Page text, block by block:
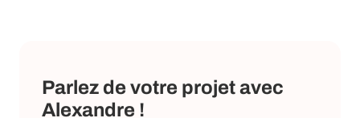
Parlez de votre projet avec
Alexandre !